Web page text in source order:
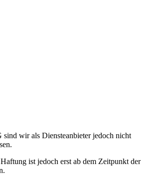
wir als Diensteanbieter jedoch nicht
ist jedoch erst ab dem Zeitpunkt der